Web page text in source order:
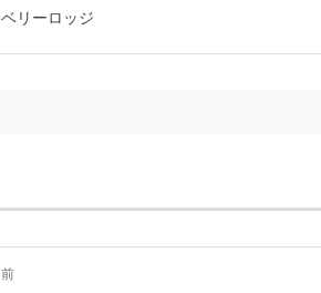
ピングまで様々なスタイルがあります。それ
リーロッジ